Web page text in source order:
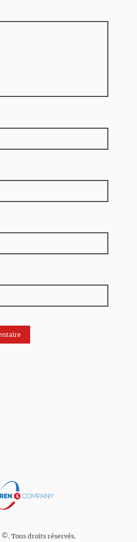
Tous droits réservés.